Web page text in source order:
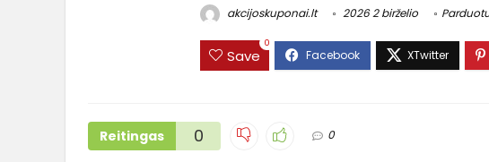
akcijoskuponai.lt 2026 2 birželio
Save
0
Reitingas 0 0